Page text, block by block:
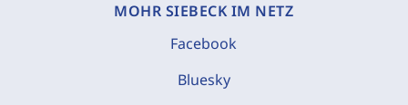
MOHR SIEBECK IM NETZ
Facebook
Bluesky